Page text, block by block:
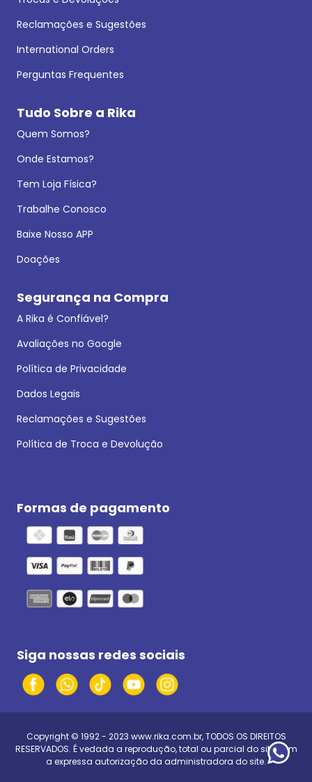
Reclamações e Sugestões
International Orders
Perguntas Frequentes
Tudo Sobre a Rika
Quem Somos?
Onde Estamos?
Tem Loja Física?
Trabalhe Conosco
Baixe Nosso APP
Doações
Segurança na Compra
A Rika é Confiável?
Avaliações no Google
Política de Privacidade
Dados Legais
Reclamações e Sugestões
Política de Troca e Devolução
Formas de pagamento
Siga nossas redes sociais
Copyright © 1992 - 2023 www.rika.com.br, TODOS OS DIREITOS
RESERVADOS. É vedada a reprodução, total ou parcial do site, sem
a expressa autorização da administradora do site.